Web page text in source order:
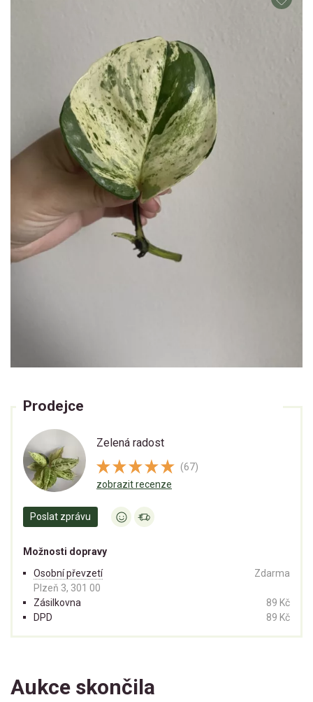
Prodejce
Zelená radost
(67)
zobrazit recenze
Poslat zprávu
Možnosti dopravy
Osobní převzetí
Plzeň 3, 301 00
Zdarma
Zásilkovna
89 Kč
DPD
89 Kč
Aukce skončila